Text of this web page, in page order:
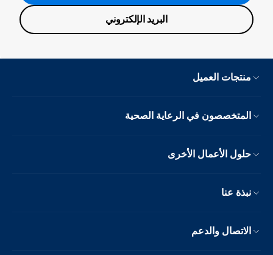
البريد الإلكتروني
منتجات العميل
المتخصصون في الرعاية الصحية
حلول الأعمال الأخرى
نبذة عنا
الاتصال والدعم